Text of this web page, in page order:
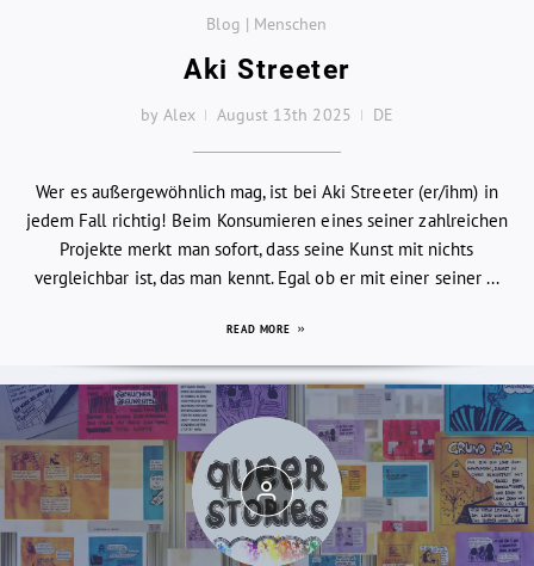
Blog | Menschen
Aki Streeter
by Alex August 13th 2025 DE
Wer es außergewöhnlich mag, ist bei Aki Streeter (er/ihm) in
jedem Fall richtig! Beim Konsumieren eines seiner zahlreichen
Projekte merkt man sofort, dass seine Kunst mit nichts
vergleichbar ist, das man kennt. Egal ob er mit einer seiner ...
READ MORE